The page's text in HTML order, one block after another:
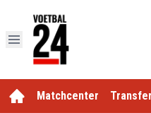
Matchcenter